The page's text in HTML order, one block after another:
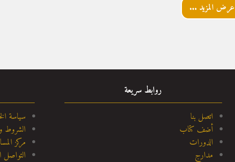
عرض المزيد ...
سياسة
الشروط
مركز
التواصل
روابط سريعة
اتصل بنا
أضف كتاب
الدورات
مدارج